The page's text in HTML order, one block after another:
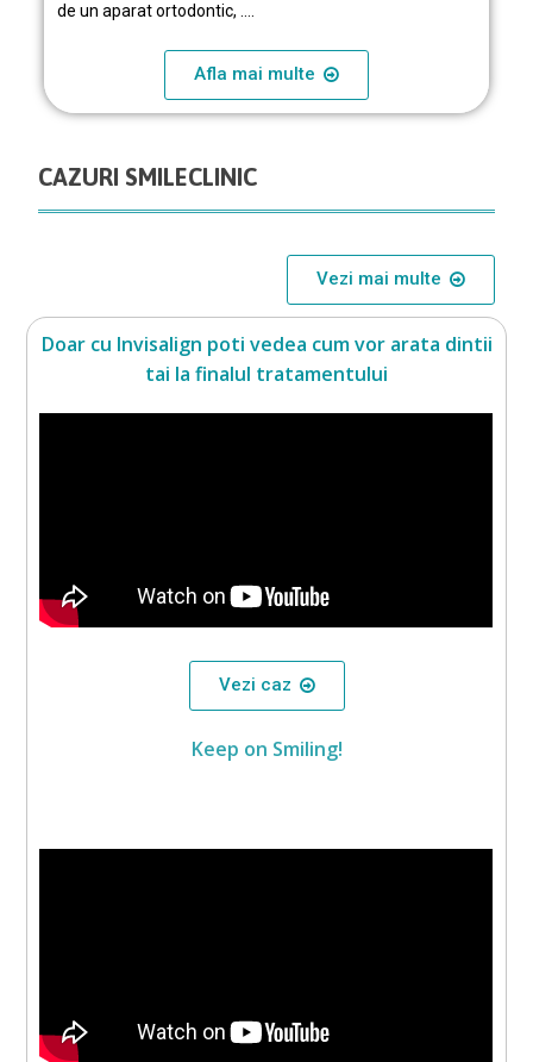
de un aparat ortodontic, ….
Afla mai multe
CAZURI SMILECLINIC
Vezi mai multe
Doar cu Invisalign poti vedea cum vor arata dintii
tai la finalul tratamentului
Vezi caz
Keep on Smiling!